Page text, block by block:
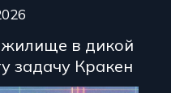
жилище в дикой
задачу Кракен